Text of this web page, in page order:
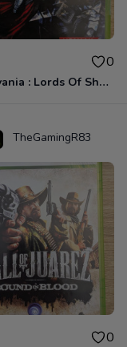
0
Castlevania : Lords Of Shadow Xbox 360
TheGamingR83
0